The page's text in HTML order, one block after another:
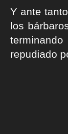
Y ante
los
repudiado